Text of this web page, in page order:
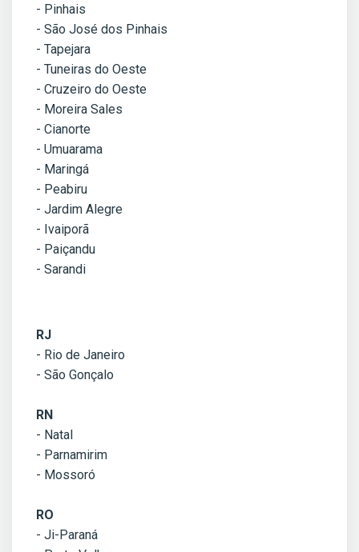
- Pinhais
- São José dos Pinhais
- Tapejara
- Tuneiras do Oeste
- Cruzeiro do Oeste
- Moreira Sales
- Cianorte
- Umuarama
- Maringá
- Peabiru
- Jardim Alegre
- Ivaiporã
- Paiçandu
- Sarandi
RJ
- Rio de Janeiro
- São Gonçalo
RN
- Natal
- Parnamirim
- Mossoró
RO
- Ji-Paraná